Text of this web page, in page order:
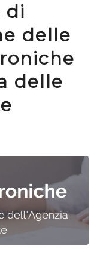
di
delle
delle